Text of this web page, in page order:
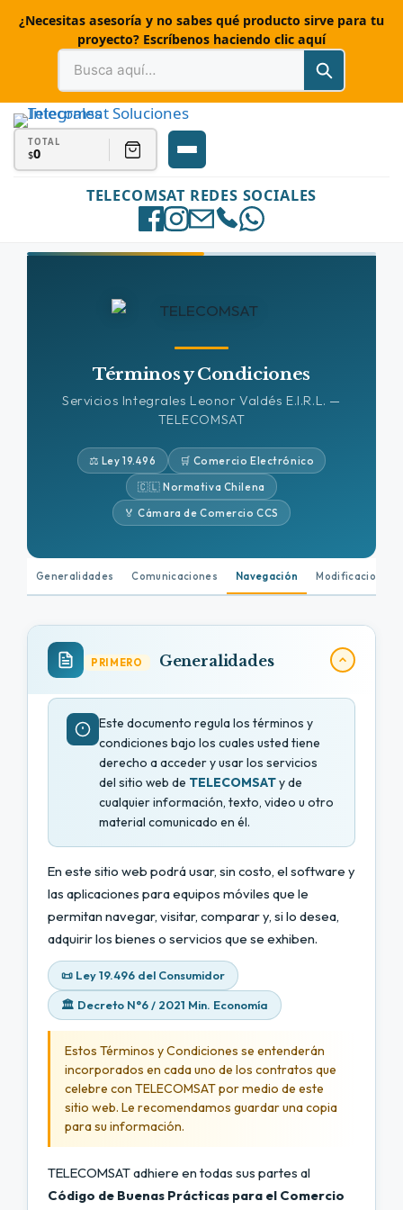
¿Necesitas asesoría y no sabes qué producto sirve para tu
proyecto? Escríbenos haciendo clic aquí
TELECOMSAT REDES SOCIALES
TOTAL
$0
Términos y Condiciones
Servicios Integrales Leonor Valdés E.I.R.L. —
TELECOMSAT
⚖️ Ley 19.496
🛒 Comercio Electrónico
🇨🇱 Normativa Chilena
🏅 Cámara de Comercio CCS
Generalidades Comunicaciones Navegación Modificaciones
PRIMERO Generalidades
Este documento regula los términos y
condiciones bajo los cuales usted tiene
derecho a acceder y usar los servicios
del sitio web de TELECOMSATy de
cualquier información, texto, video u otro
material comunicado en él.
En este sitio web podrá usar, sin costo, el software y
las aplicaciones para equipos móviles que le
permitan navegar, visitar, comparar y, si lo desea,
adquirir los bienes o servicios que se exhiben.
📜 Ley 19.496 del Consumidor
🏛️ Decreto N°6 / 2021 Min. Economía
Estos Términos y Condiciones se entenderán
incorporados en cada uno de los contratos que
celebre con TELECOMSAT por medio de este
sitio web. Le recomendamos guardar una copia
para su información.
TELECOMSAT adhiere en todas sus partes al
Código de Buenas Prácticas para el Comercio